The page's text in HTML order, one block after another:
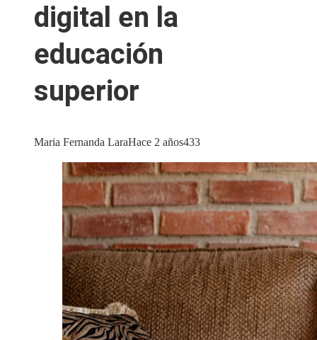
digital en la
educación
superior
Maria Fernanda LaraHace 2 años433